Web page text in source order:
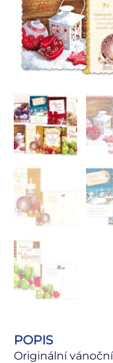
POPIS
Originální